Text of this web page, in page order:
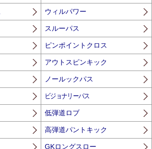
ウィルパワー
スルーパス
ピンポイントクロス
アウトスピンキック
ノールックパス
ビジョナリーパス
低弾道ロブ
高弾道パントキック
GKロングスロー